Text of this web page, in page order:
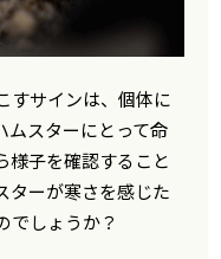
すサインは、個体に
ムスターにとって命
様子を確認すること
ターが寒さを感じた
でしょうか？